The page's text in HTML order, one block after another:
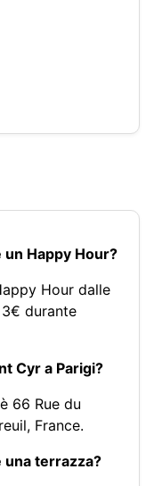
un Happy Hour?
Hour dalle
durante
Cyr a Parigi?
66 Rue du
France.
una terrazza?